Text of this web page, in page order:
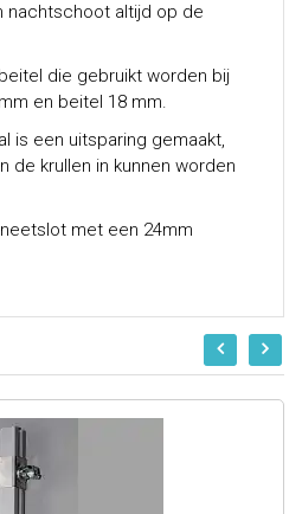
nachtschoot altijd op de
die gebruikt worden bij
en beitel 18 mm.
is een uitsparing gemaakt,
de krullen in kunnen worden
met een 24mm